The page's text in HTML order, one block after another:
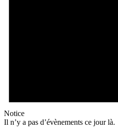
Notice
Il n’y a pas d’évènements ce jour là.